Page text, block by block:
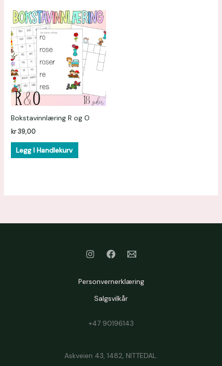
Bokstavinnlæring R og O
kr39,00
Legg I Handlekurv
Personvernerklæring
Salgsvilkår
+47 90196143
Askveien 43, 1482, NITTEDAL.